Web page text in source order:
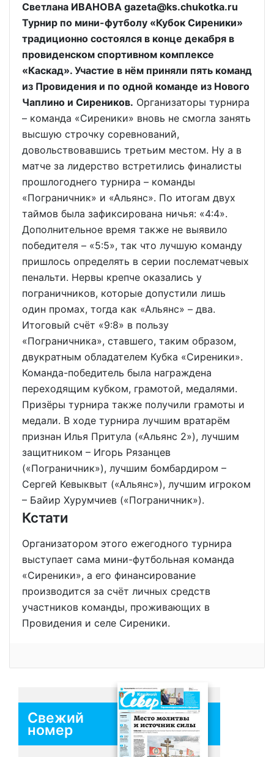
Светлана ИВАНОВА gazeta@ks.chukotka.ru
Турнир по мини-футболу «Кубок Сиреники»
традиционно состоялся в конце декабря в
провиденском спортивном комплексе
«Каскад». Участие в нём приняли пять команд
из Провидения и по одной команде из Нового
Чаплино и Сиреников. Организаторы турнира
– команда «Сиреники» вновь не смогла занять
высшую строчку соревнований,
довольствовавшись третьим местом. Ну а в
матче за лидерство встретились финалисты
прошлогоднего турнира – команды
«Пограничник» и «Альянс». По итогам двух
таймов была зафиксирована ничья: «4:4».
Дополнительное время также не выявило
победителя – «5:5», так что лучшую команду
пришлось определять в серии послематчевых
пенальти. Нервы крепче оказались у
пограничников, которые допустили лишь
один промах, тогда как «Альянс» – два.
Итоговый счёт «9:8» в пользу
«Пограничника», ставшего, таким образом,
двукратным обладателем Кубка «Сиреники».
Команда-победитель была награждена
переходящим кубком, грамотой, медалями.
Призёры турнира также получили грамоты и
медали. В ходе турнира лучшим вратарём
признан Илья Притула («Альянс 2»), лучшим
защитником – Игорь Рязанцев
(«Пограничник»), лучшим бомбардиром –
Сергей Кевыквыт («Альянс»), лучшим игроком
– Байир Хурумчиев («Пограничник»).
Кстати
Организатором этого ежегодного турнира
выступает сама мини-футбольная команда
«Сиреники», а его финансирование
производится за счёт личных средств
участников команды, проживающих в
Провидения и селе Сиреники.
Свежий
номер